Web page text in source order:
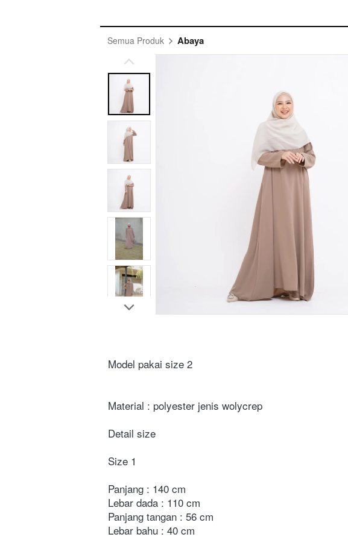
Semua Produk Abaya
Model pakai size 2
Material : polyester jenis wolycrep
Detail size
Size 1
Panjang : 140 cm
Lebar dada : 110 cm
Panjang tangan : 56 cm
Lebar bahu : 40 cm